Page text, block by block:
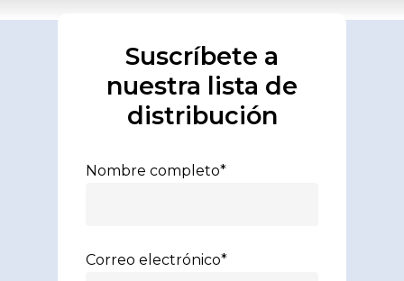
Suscríbete a
nuestra lista de
distribución
Nombre completo*
Correo electrónico*